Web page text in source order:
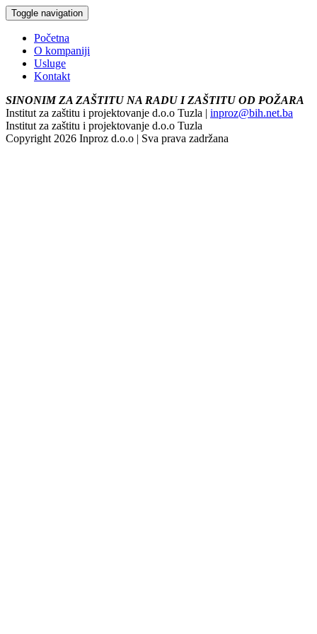
Toggle navigation
Početna
O kompaniji
Usluge
Kontakt
SINONIM ZA ZAŠTITU NA RADU I ZAŠTITU OD POŽARA
Institut za zaštitu i projektovanje d.o.o Tuzla | inproz@bih.net.ba
Institut za zaštitu i projektovanje d.o.o Tuzla
Copyright 2026 Inproz d.o.o | Sva prava zadržana